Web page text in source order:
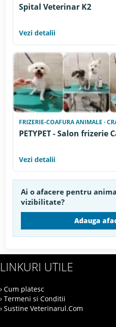
Spital Veterinar K2
Vezi detalii
FRIZERIE-COAFURA ANIMALE ·
PETYPET - Salon frizerie
Vezi detalii
Ai o afacere pentru
vizibilitate?
Adauga
LINKURI UTILE
› Cum platesc
› Termeni si Conditii
› Sustine Veterinarul.Com